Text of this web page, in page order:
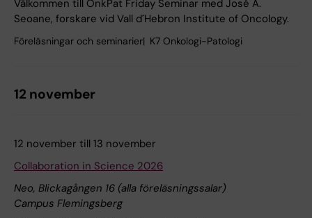
Välkommen till OnkPat Friday Seminar med José A.
Seoane, forskare vid Vall d´Hebron Institute of Oncology.
Föreläsningar och seminarier K7 Onkologi-Patologi
12 november
12 november till 13 november
Collaboration in Science 2026
Neo, Blickagången 16 (alla föreläsningssalar)
Campus Flemingsberg